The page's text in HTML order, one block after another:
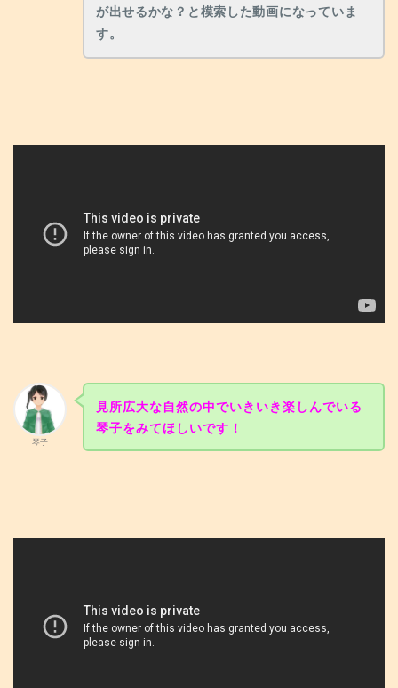
が出せるかな？と模索した動画になっていま
す。
琴子
見所広大な自然の中でいきいき楽しんでいる
琴子をみてほしいです！